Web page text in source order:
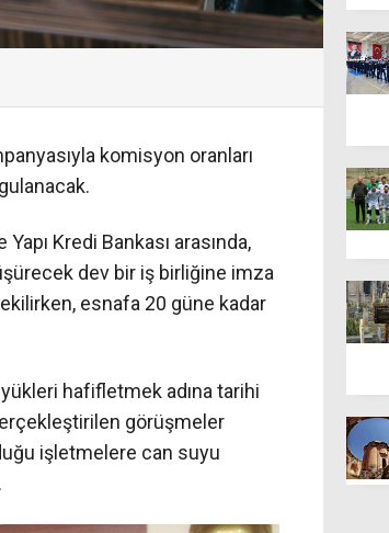
komisyon oranları
Kredi Bankası arasında,
dev bir iş birliğine imza
esnafa 20 güne kadar
hafifletmek adına tarihi
gerçekleştirilen görüşmeler
işletmelere can suyu